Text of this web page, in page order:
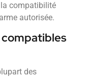
compatibilité
autorisée.
des